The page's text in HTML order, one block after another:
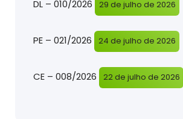
DL – 010/2026 29 de julho de 2026
PE – 021/2026 24 de julho de 2026
CE – 008/2026 22 de julho de 2026